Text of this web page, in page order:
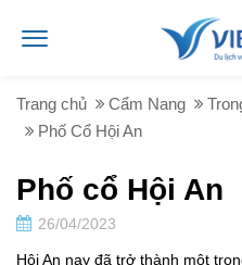
Trang chủ Cẩm Nang
Phố Cổ Hội An
Phố cổ Hội An
26/04/2023
Hội An nay đã trở thành một